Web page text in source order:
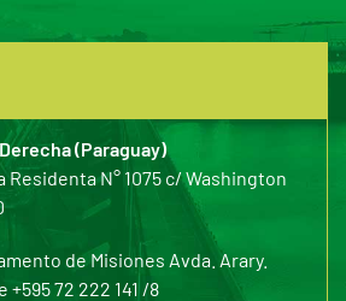
(Paraguay)
Residenta N° 1075 c/ Washington
de Misiones Avda. Arary.
72 222 141 /8